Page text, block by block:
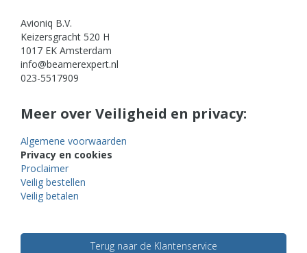
Avioniq B.V.
Keizersgracht 520 H
1017 EK Amsterdam
info@beamerexpert.nl
023-5517909
Meer over Veiligheid en privacy:
Algemene voorwaarden
Privacy en cookies
Proclaimer
Veilig bestellen
Veilig betalen
Terug naar de Klantenservice